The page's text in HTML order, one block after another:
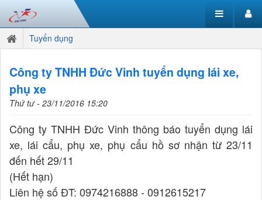
Tuyển dụng
Công ty TNHH Đức Vinh tuyển dụng lái xe,
phụ xe
Thứ tư - 23/11/2016 15:20
Công ty TNHH Đức Vinh thông báo tuyển dụng lái
xe, lái cẩu, phụ xe, phụ cẩu hồ sơ nhận từ 23/11
đến hết 29/11
(Hết hạn)
Liên hệ số ĐT: 0974216888 - 0912615217